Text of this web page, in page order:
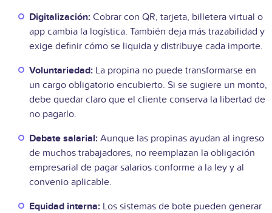
Digitalización: Cobrar con QR, tarjeta, billetera virtual o
app cambia la logística. También deja más trazabilidad y
exige definir cómo se liquida y distribuye cada importe.
Voluntariedad: La propina no puede transformarse en
un cargo obligatorio encubierto. Si se sugiere un monto,
debe quedar claro que el cliente conserva la libertad de
no pagarlo.
Debate salarial: Aunque las propinas ayudan al ingreso
de muchos trabajadores, no reemplazan la obligación
empresarial de pagar salarios conforme a la ley y al
convenio aplicable.
Equidad interna: Los sistemas de bote pueden generar